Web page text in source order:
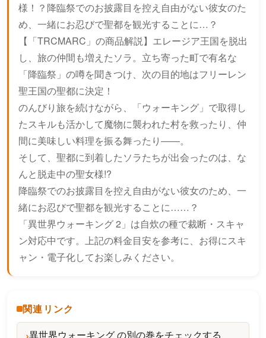
様！？降臨祭でのお披露目を控え自由がない彼女のた
め、一緒にお忍びで聖都を観光することに…？
【「TRCMARC」の商品解説】エレージア王国を脱出
し、旅の仲間も増えたソラ。立ち寄った町で有名な
「降臨祭」の噂を聞きつけ、次の目的地はフリーレン
聖王国の聖都に決定！
のんびり旅を続けながら、「ウォーキング」で取得し
たスキルも活かして魔物に襲われた村を救ったり、仲
間に美味しい料理を振る舞ったり――。
そして、聖都に到着したソラたちが出会ったのは、な
んと脱走中の聖女様!?
降臨祭でのお披露目を控え自由がない彼女のため、一
緒にお忍びで聖都を観光することに……？
「異世界ウォーキング 2」は自炊の種で裁断・スキャ
ン対応中です。上記の料金目安を参考に、お得にスキ
ャン・電子化してお楽しみください。
関連リンク
異世界ウォーキング の別の巻をチェックする